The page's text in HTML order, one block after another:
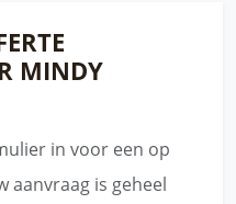
MINDY
in voor een op
aanvraag is geheel